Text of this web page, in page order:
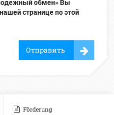
обмен» Вы
странице по этой
Отправить
Förderung